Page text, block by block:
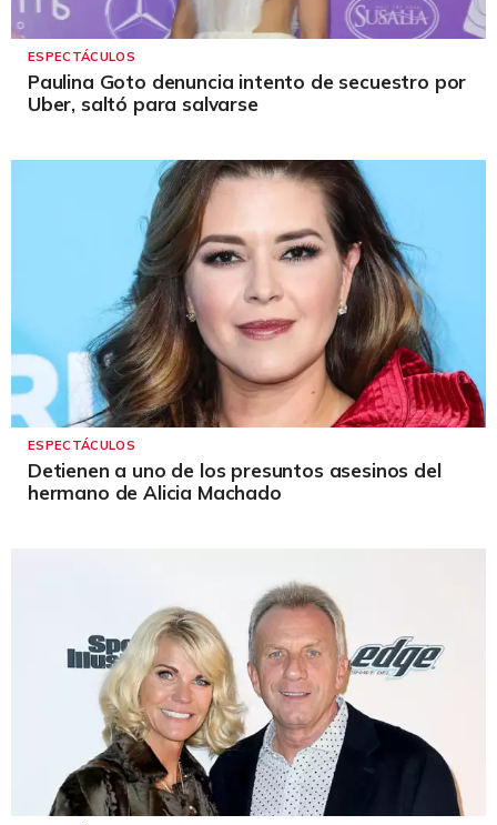
ESPECTÁCULOS
Paulina Goto denuncia intento de secuestro por
Uber, saltó para salvarse
ESPECTÁCULOS
Detienen a uno de los presuntos asesinos del
hermano de Alicia Machado